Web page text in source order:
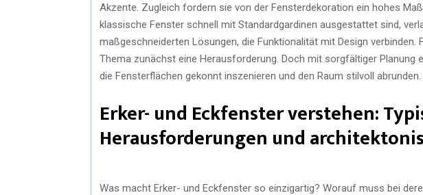
Akzente. Zugleich fordern sie von der Fensterdekoration ein hohes
klassische Fenster schnell mit Standardgardinen ausgestattet sind,
maßgeschneiderten Lösungen, die Funktionalität mit Design verbinden.
Thema zunächst eine Herausforderung. Doch mit sorgfältiger Planung
die Fensterflächen gekonnt inszenieren und den Raum stilvoll abrunden.
Erker- und Eckfenster verstehen:
Herausforderungen und
Was macht Erker- und Eckfenster so einzigartig? Worauf muss bei